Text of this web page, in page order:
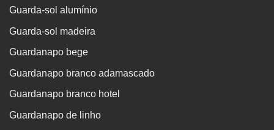
Guarda-sol alumínio
Guarda-sol madeira
Guardanapo bege
Guardanapo branco adamascado
Guardanapo branco hotel
Guardanapo de linho